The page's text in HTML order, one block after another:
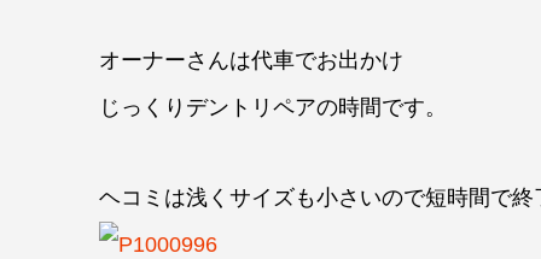
オーナーさんは代車でお出かけ
じっくりデントリペアの時間です。
ヘコミは浅くサイズも小さいので短時間で終